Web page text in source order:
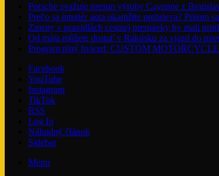
Porsche zvažuje presun výroby Cayenne z
Prečo sa interiér auta okamžite prehrieva? Pritom
Zmeny v pravidlách cestnej premávky by mali
Od mája môžete dostať v Rakúsku za vjazd do
Program plný hviezd: CUSTOM
Facebook
YouTube
Instagram
TikTok
RSS
Log In
Náhodný článok
Sidebar
Menu